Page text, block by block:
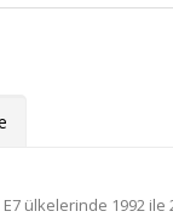
E7 ülkelerinde 1992